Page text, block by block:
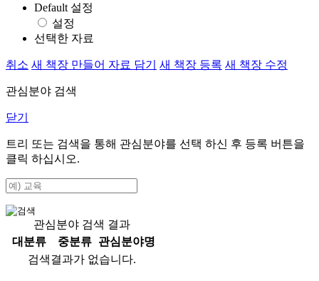
Default 설정
설정
선택한 자료
취소 새 책장 만들어 자료 담기 새 책장 등록 새 책장 수정
관심분야 검색
닫기
트리 또는 검색을 통해 관심분야를 선택 하신 후 등록 버튼을
클릭 하십시오.
관심분야 검색 결과
대분류
중분류
관심분야명
검색결과가 없습니다.